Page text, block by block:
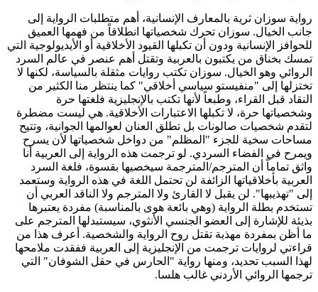
رواية سوزان ثرية بالمعارف الإنسانية، أهم متطلبات الرواية إلى
جانب الخيال. سوزان تحرك شخصياتها انطلاقاً من فهمها العميق
للحوافز الإنسانية ودون أن تكبلها القيود الأخلاقية أو الأيديولوجية التي
تمسك بخناق من يكتبون بالعربية وتقتل أهم عنصر في عالم السرد
الروائي وهو الخيال. سوزان تكتب روايات مثقلة بالسياسة، لكنها لا
تختزلها إلى "منفيستو سياسي أخلاقي" كما ينتظر منا الكثير من
النقاد قبل القراء، وطبعاً لأنها تكتب بالإنجليزية فلغتها حرة
وشخصياتها حرة، لا تكبلها الاعتبارات الأخلاقية. هي ليست مضطرة
لتقدم شخصيات صالونات بل تطلق العنان لعوالمها الجوانية، وتتيح
مساحات سخية للجزء "المظلم" من دواخل شخصياتها لأن يسرح
ويمرح في الفضاء السردي. لو ترجمت هذه الرواية إلى العربية أنا
واثق تماماً أن المترجم/المترجمة سيخصيها بقسوة، فلغة السرد
العربية بأخلاقياتها الزائفة لن تحتمل اللغة في هذه الرواية وستعمد
إلى "تهذيبها". لن يقبل لا القارئ ولا المترجم ولا الناقد العربي أن
تستخدم بطلة الرواية (وهي بائعة هوى بالمناسبة) مفردة يعتبرها
بذيئة للإشارة إلى العضو الجنسي الأنثوي، سيستبدلها المترجم على
ما أظن بمفردة مهذبة تقتل روح الرواية والشخصية. أعرف هذا من
قراءتي لروايات ترجمت من الإنجليزية إلى العربية ففقدت ملامحها
لهذا السبب تحديد، ومنها رواية "الحارس في حقل الشوفان" التي
ترجمها الروائي الأردني غالب هلسا.